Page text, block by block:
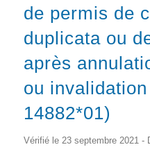
de permis de
duplicata ou
après
ou
14882*01)
Vérifié le 23 septembre 2021 -